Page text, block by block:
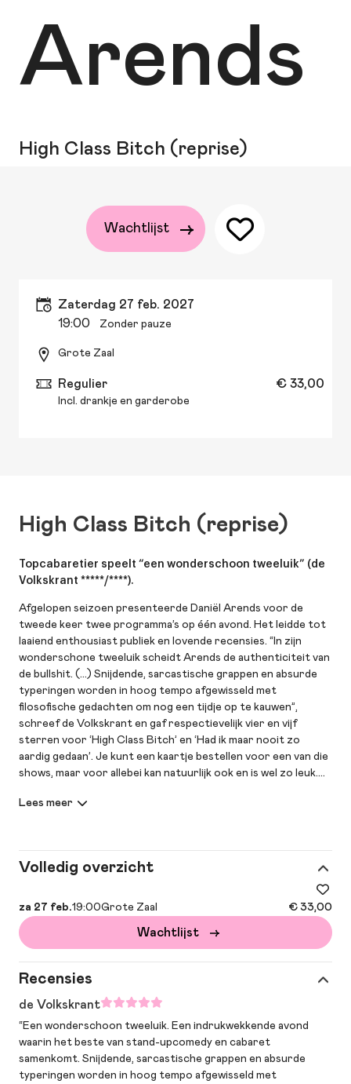
Arends
High Class Bitch (reprise)
Wachtlijst
zaterdag 27 feb. 2027
19:00
Zonder pauze
Grote Zaal
Regulier € 33,00
Incl. drankje en garderobe
High Class Bitch (reprise)
Topcabaretier speelt “een wonderschoon tweeluik” (de
Volkskrant *****/****).
Afgelopen seizoen presenteerde Daniël Arends voor de
tweede keer twee programma’s op één avond. Het leidde tot
laaiend enthousiast publiek en lovende recensies. “In zijn
wonderschone tweeluik scheidt Arends de authenticiteit van
de bullshit. (…) Snijdende, sarcastische grappen en absurde
typeringen worden in hoog tempo afgewisseld met
filosofische gedachten om nog een tijdje op te kauwen”,
schreef de Volkskrant en gaf respectievelijk vier en vijf
sterren voor ‘High Class Bitch’ en ‘Had ik maar nooit zo
aardig gedaan’. Je kunt een kaartje bestellen voor een van die
shows, maar voor allebei kan natuurlijk ook en is wel zo leuk.
Smart secure tickets
Vanaf één uur voor aanvang zijn deze tickets beschikbaar in je
account. Secure tickets werken met een QR-code die elke 15
seconden verandert. Deze tickets zijn persoonlijk en niet
overdraagbaar. Je kunt ze daarom niet cadeau geven of
doorverkopen.
Lees meer.
Volledig overzicht
za 27 feb.19:00Grote Zaal € 33,00
Wachtlijst
Recensies
de Volkskrant
“Een wonderschoon tweeluik. Een indrukwekkende avond
waarin het beste van stand-upcomedy en cabaret
samenkomt. Snijdende, sarcastische grappen en absurde
typeringen worden in hoog tempo afgewisseld met